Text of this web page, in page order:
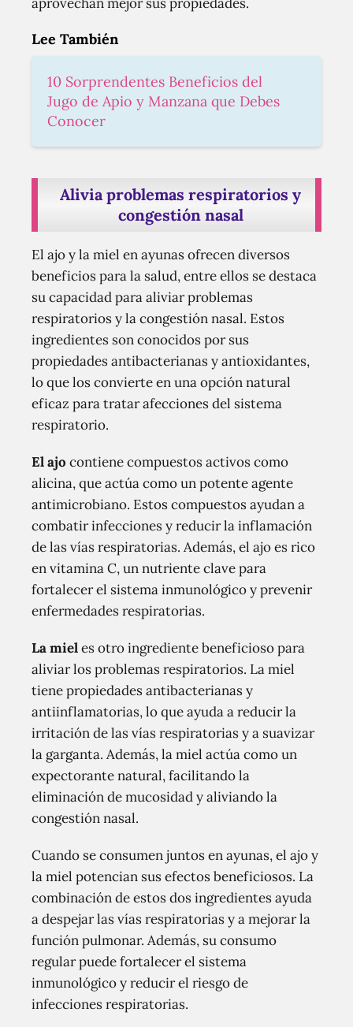
Lee También
10 Sorprendentes Beneficios del
Jugo de Apio y Manzana que Debes
Conocer
Alivia problemas respiratorios y
congestión nasal
El ajo y la miel en ayunas ofrecen diversos
beneficios para la salud, entre ellos se destaca
su capacidad para aliviar problemas
respiratorios y la congestión nasal. Estos
ingredientes son conocidos por sus
propiedades antibacterianas y antioxidantes,
lo que los convierte en una opción natural
eficaz para tratar afecciones del sistema
respiratorio.
El ajo contiene compuestos activos como
alicina, que actúa como un potente agente
antimicrobiano. Estos compuestos ayudan a
combatir infecciones y reducir la inflamación
de las vías respiratorias. Además, el ajo es rico
en vitamina C, un nutriente clave para
fortalecer el sistema inmunológico y prevenir
enfermedades respiratorias.
La mieles otro ingrediente beneficioso para
aliviar los problemas respiratorios. La miel
tiene propiedades antibacterianas y
antiinflamatorias, lo que ayuda a reducir la
irritación de las vías respiratorias y a suavizar
la garganta. Además, la miel actúa como un
expectorante natural, facilitando la
eliminación de mucosidad y aliviando la
congestión nasal.
Cuando se consumen juntos en ayunas, el ajo y
la miel potencian sus efectos beneficiosos. La
combinación de estos dos ingredientes ayuda
a despejar las vías respiratorias y a mejorar la
función pulmonar. Además, su consumo
regular puede fortalecer el sistema
inmunológico y reducir el riesgo de
infecciones respiratorias.